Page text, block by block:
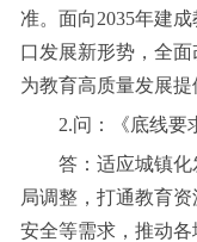
准。面向2035年建
口发展新形势，全
为教育高质量发展提
2.问：《底线要求
答：适应城镇化
局调整，打通教育资
安全等需求，推动